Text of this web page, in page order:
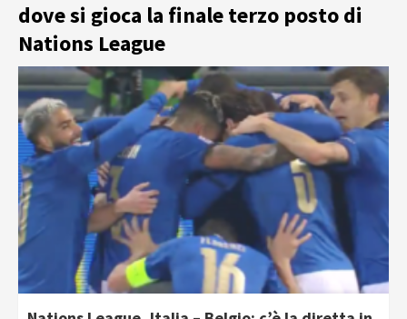
dove si gioca la finale terzo posto di
Nations League